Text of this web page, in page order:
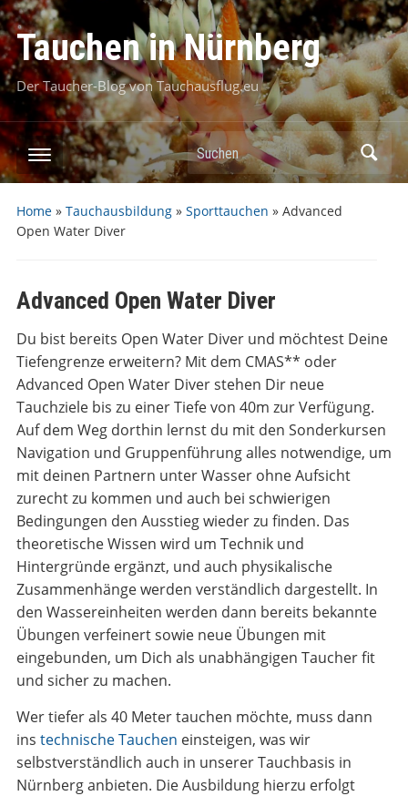
Tauchen in Nürnberg
Der Taucher-Blog von Tauchausflug.eu
Suchen
Home» Tauchausbildung» Sporttauchen » Advanced
Open Water Diver
Advanced Open Water Diver
Du bist bereits Open Water Diver und möchtest Deine
Tiefengrenze erweitern? Mit dem CMAS** oder
Advanced Open Water Diver stehen Dir neue
Tauchziele bis zu einer Tiefe von 40m zur Verfügung.
Auf dem Weg dorthin lernst du mit den Sonderkursen
Navigation und Gruppenführung alles notwendige, um
mit deinen Partnern unter Wasser ohne Aufsicht
zurecht zu kommen und auch bei schwierigen
Bedingungen den Ausstieg wieder zu finden. Das
theoretische Wissen wird um Technik und
Hintergründe ergänzt, und auch physikalische
Zusammenhänge werden verständlich dargestellt. In
den Wassereinheiten werden dann bereits bekannte
Übungen verfeinert sowie neue Übungen mit
eingebunden, um Dich als unabhängigen Taucher fit
und sicher zu machen.
Wer tiefer als 40 Meter tauchen möchte, muss dann
ins technische Tauchen einsteigen, was wir
selbstverständlich auch in unserer Tauchbasis in
Nürnberg anbieten. Die Ausbildung hierzu erfolgt